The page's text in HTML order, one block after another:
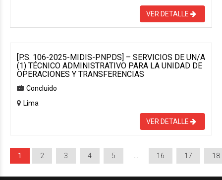
VER DETALLE
[P.S. 106-2025-MIDIS-PNPDS] – SERVICIOS DE UN/A
(1) TÉCNICO ADMINISTRATIVO PARA LA UNIDAD DE
OPERACIONES Y TRANSFERENCIAS
Concluido
Lima
VER DETALLE
1 2 3 4 5 16 17 18